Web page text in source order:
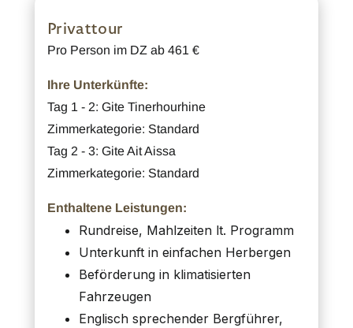
Privattour
Pro Person im DZ ab 461 €
Ihre Unterkünfte:
Tag 1 - 2: Gite Tinerhourhine
Zimmerkategorie: Standard
Tag 2 - 3: Gite Ait Aissa
Zimmerkategorie: Standard
Enthaltene Leistungen:
Rundreise, Mahlzeiten lt. Programm
Unterkunft in einfachen Herbergen
Beförderung in klimatisierten
Fahrzeugen
Englisch sprechender Bergführer,